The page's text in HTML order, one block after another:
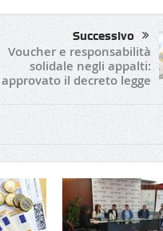
Successivo
Voucher e responsabilità
solidale negli appalti:
approvato il decreto legge